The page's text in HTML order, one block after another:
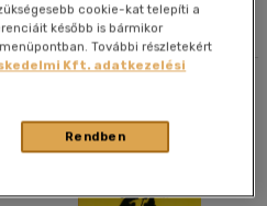
Rendezés
cookie-kat telepíti a
később is bármikor
További részletekért
Kft. adatkezelési
Rendben